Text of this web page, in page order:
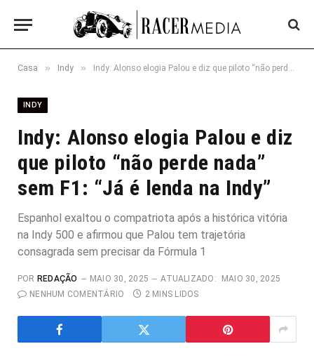
Casa » Indy » Indy: Alonso elogia Palou e diz que piloto “não perde nada” sem F1: “Já é lenda na Indy”
INDY
Indy: Alonso elogia Palou e diz
que piloto “não perde nada”
sem F1: “Já é lenda na Indy”
Espanhol exaltou o compatriota após a histórica vitória
na Indy 500 e afirmou que Palou tem trajetória
consagrada sem precisar da Fórmula 1
POR REDAÇÃO MAIO 30, 2025 ATUALIZADO:
MAIO 30, 2025
NENHUM COMENTÁRIO
2 MINS LIDOS